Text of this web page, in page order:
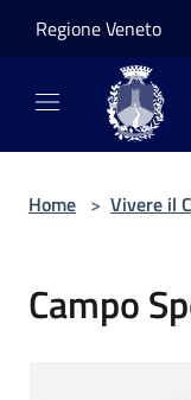
Regione Veneto
Home > Vivere il
Campo